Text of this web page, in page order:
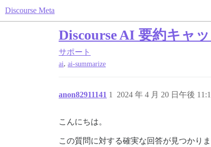
Discourse Meta
Discourse AI 要約キャ
サポート
ai, ai-summarize
anon82911141 2024 年 4 月 20 日午後
1
こんにちは。
この質問に対する確実な回答が見つかり